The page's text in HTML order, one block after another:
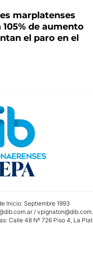
marplatenses
de aumento
el paro en el
Inicio: Septiembre 1993
/
Calle 48 Nº 726 Piso 4, La
- Whatsapp: +5492215031783